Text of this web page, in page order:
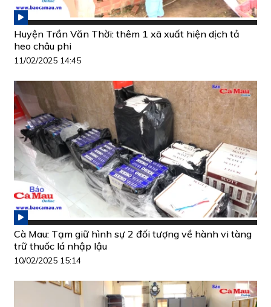
Huyện Trần Văn Thời: thêm 1 xã xuất hiện dịch tả
heo châu phi
11/02/2025 14:45
Cà Mau: Tạm giữ hình sự 2 đối tượng về hành vi tàng
trữ thuốc lá nhập lậu
10/02/2025 15:14